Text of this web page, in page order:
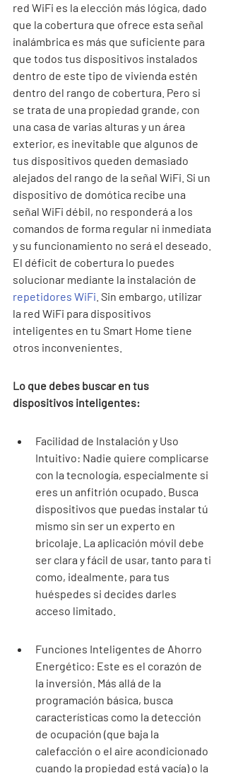
red WiFi es la elección más lógica, dado
que la cobertura que ofrece esta señal
inalámbrica es más que suficiente para
que todos tus dispositivos instalados
dentro de este tipo de vivienda estén
dentro del rango de cobertura. Pero si
se trata de una propiedad grande, con
una casa de varias alturas y un área
exterior, es inevitable que algunos de
tus dispositivos queden demasiado
alejados del rango de la señal WiFi. Si un
dispositivo de domótica recibe una
señal WiFi débil, no responderá a los
comandos de forma regular ni inmediata
y su funcionamiento no será el deseado.
El déficit de cobertura lo puedes
solucionar mediante la instalación de
repetidores WiFi . Sin embargo, utilizar
la red WiFi para dispositivos
inteligentes en tu Smart Home tiene
otros inconvenientes.
Lo que debes buscar en tus
dispositivos inteligentes:
Facilidad de Instalación y Uso
Intuitivo: Nadie quiere complicarse
con la tecnología, especialmente si
eres un anfitrión ocupado. Busca
dispositivos que puedas instalar tú
mismo sin ser un experto en
bricolaje. La aplicación móvil debe
ser clara y fácil de usar, tanto para ti
como, idealmente, para tus
huéspedes si decides darles
acceso limitado.
Funciones Inteligentes de Ahorro
Energético: Este es el corazón de
la inversión. Más allá de la
programación básica, busca
características como la detección
de ocupación (que baja la
calefacción o el aire acondicionado
cuando la propiedad está vacía) o la